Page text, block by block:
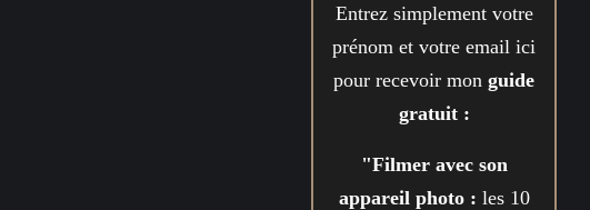
Entrez simplement votre
prénom et votre email ici
pour recevoir monguide
gratuit :
"Filmer avec son
appareil photo : les 10